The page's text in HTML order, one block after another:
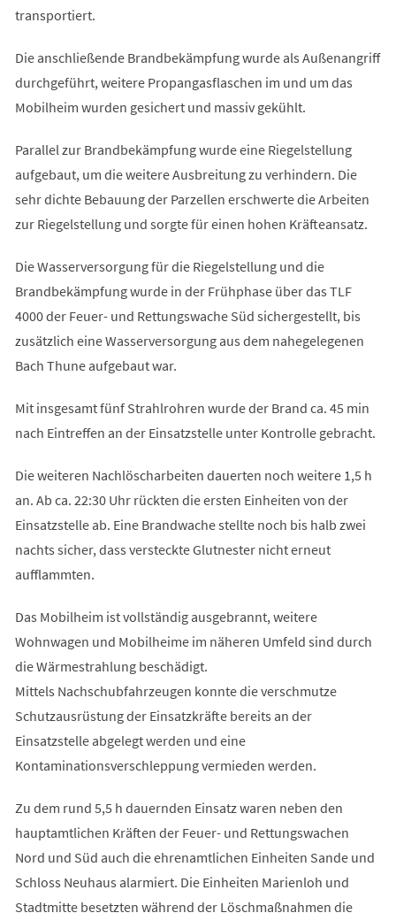
transportiert.
Die anschließende Brandbekämpfung wurde als Außenangriff
durchgeführt, weitere Propangasflaschen im und um das
Mobilheim wurden gesichert und massiv gekühlt.
Parallel zur Brandbekämpfung wurde eine Riegelstellung
aufgebaut, um die weitere Ausbreitung zu verhindern. Die
sehr dichte Bebauung der Parzellen erschwerte die Arbeiten
zur Riegelstellung und sorgte für einen hohen Kräfteansatz.
Die Wasserversorgung für die Riegelstellung und die
Brandbekämpfung wurde in der Frühphase über das TLF
4000 der Feuer- und Rettungswache Süd sichergestellt, bis
zusätzlich eine Wasserversorgung aus dem nahegelegenen
Bach Thune aufgebaut war.
Mit insgesamt fünf Strahlrohren wurde der Brand ca. 45 min
nach Eintreffen an der Einsatzstelle unter Kontrolle gebracht.
Die weiteren Nachlöscharbeiten dauerten noch weitere 1,5 h
an. Ab ca. 22:30 Uhr rückten die ersten Einheiten von der
Einsatzstelle ab. Eine Brandwache stellte noch bis halb zwei
nachts sicher, dass versteckte Glutnester nicht erneut
aufflammten.
Das Mobilheim ist vollständig ausgebrannt, weitere
Wohnwagen und Mobilheime im näheren Umfeld sind durch
die Wärmestrahlung beschädigt.
Mittels Nachschubfahrzeugen konnte die verschmutze
Schutzausrüstung der Einsatzkräfte bereits an der
Einsatzstelle abgelegt werden und eine
Kontaminationsverschleppung vermieden werden.
Zu dem rund 5,5 h dauernden Einsatz waren neben den
hauptamtlichen Kräften der Feuer- und Rettungswachen
Nord und Süd auch die ehrenamtlichen Einheiten Sande und
Schloss Neuhaus alarmiert. Die Einheiten Marienloh und
Stadtmitte besetzten während der Löschmaßnahmen die